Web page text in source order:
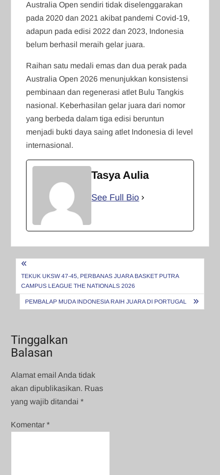
Australia Open sendiri tidak diselenggarakan
pada 2020 dan 2021 akibat pandemi Covid-19,
adapun pada edisi 2022 dan 2023, Indonesia
belum berhasil meraih gelar juara.
Raihan satu medali emas dan dua perak pada
Australia Open 2026 menunjukkan konsistensi
pembinaan dan regenerasi atlet Bulu Tangkis
nasional. Keberhasilan gelar juara dari nomor
yang berbeda dalam tiga edisi beruntun
menjadi bukti daya saing atlet Indonesia di level
internasional.
Tasya Aulia
See Full Bio
Navigasi
pos
TEKUK UKSW 47-45, PERBANAS JUARA BASKET PUTRA
CAMPUS LEAGUE THE NATIONALS 2026
PEMBALAP MUDA INDONESIA RAIH JUARA DI PORTUGAL
Tinggalkan
Balasan
Alamat email Anda tidak
akan dipublikasikan. Ruas
yang wajib ditandai*
Komentar*